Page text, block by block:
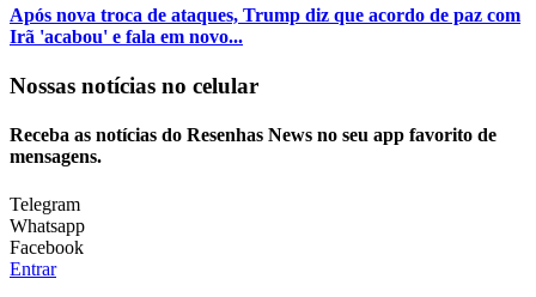
Após nova troca de ataques, Trump diz que acordo de paz com
Irã 'acabou' e fala em novo...
Nossas notícias no celular
Receba as notícias do Resenhas News no seu app favorito de
mensagens.
Telegram
Whatsapp
Facebook
Entrar